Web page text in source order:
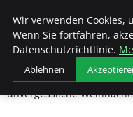
Beyond
Startseite
Weihnachtskarte
unvergessliche
Wir verwenden Cookies,
Wenn Sie fortfahren,
Datenschutzrichtlinie.
Ablehnen